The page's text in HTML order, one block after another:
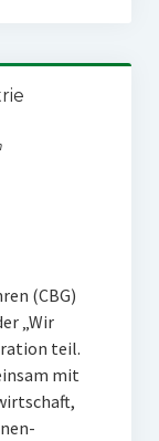
(CBG)
„Wir
teil.
mit